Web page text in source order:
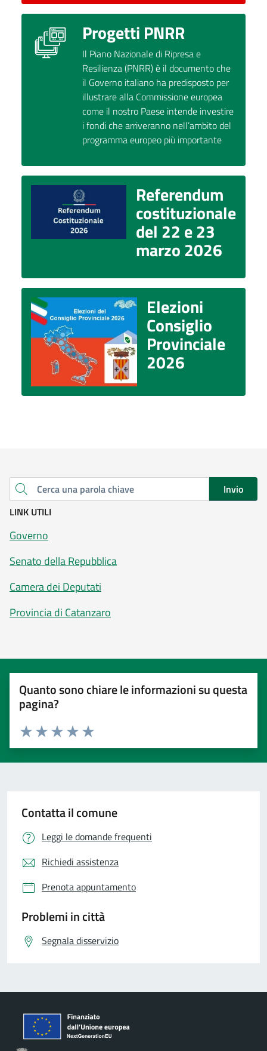
Progetti PNRR
Il Piano Nazionale di Ripresa e
Resilienza (PNRR) è il documento che
il Governo italiano ha predisposto per
illustrare alla Commissione europea
come il nostro Paese intende investire
i fondi che arriveranno nell’ambito del
programma europeo più importante
Referendum
costituzionale
del 22 e 23
marzo 2026
Elezioni
Consiglio
Provinciale
2026
Cerca una parola chiave
Invio
LINK UTILI
Governo
Senato della Repubblica
Camera dei Deputati
Provincia di Catanzaro
Quanto sono chiare le informazioni su questa
pagina?
Valuta 5 stelle su 5
Valuta 4 stelle su 5
Valuta 3 stelle su 5
Valuta 2 stelle su 5
Valuta 1 stelle su 5
Contatta il comune
Leggi le domande frequenti
Richiedi assistenza
Prenota appuntamento
Problemi in città
Segnala disservizio